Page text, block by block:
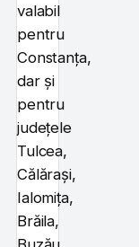
valabil
pentru
Constanța,
dar și
pentru
județele
Tulcea,
Călărași,
Ialomița,
Brăila,